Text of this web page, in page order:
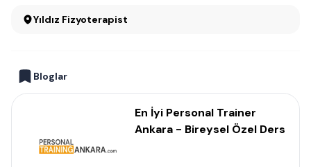
Yıldız Fizyoterapist
Bloglar
En İyi Personal Trainer
Ankara - Bireysel Özel Ders